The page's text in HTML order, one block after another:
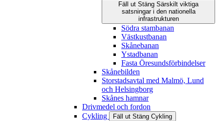
Fäll ut Stäng Särskilt viktiga
satsningar i den nationella
infrastrukturen
Södra stambanan
Västkustbanan
Skånebanan
Ystadbanan
Fasta Öresundsförbindelser
Skånebilden
Storstadsavtal med Malmö, Lund
och Helsingborg
Skånes hamnar
Drivmedel och fordon
Cykling
Fäll ut Stäng Cykling